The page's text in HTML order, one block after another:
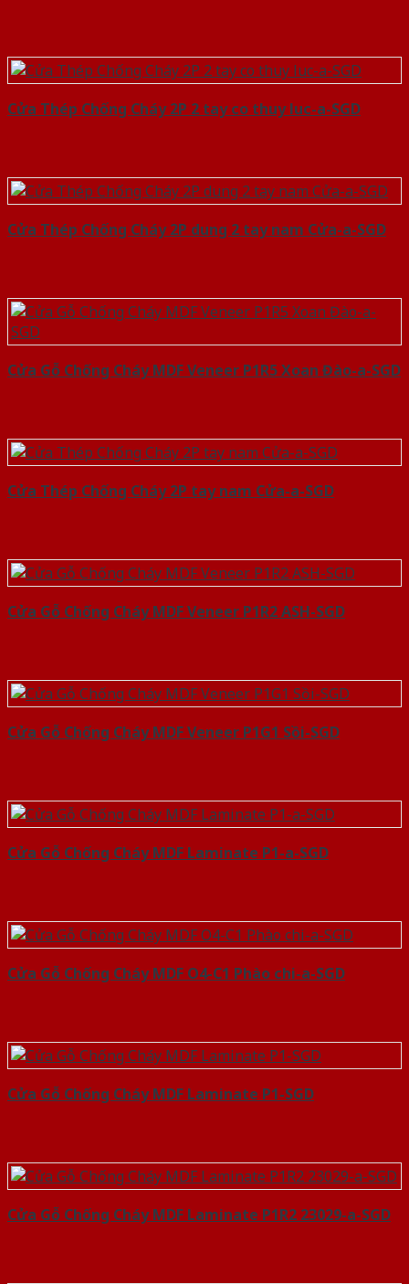
Cửa Thép Chống Cháy 2P 2 tay co thuy luc-a-SGD
Cửa Thép Chống Cháy 2P dung 2 tay nam Cửa-a-SGD
Cửa Gỗ Chống Cháy MDF Veneer P1R5 Xoan Đào-a-SGD
Cửa Thép Chống Cháy 2P tay nam Cửa-a-SGD
Cửa Gỗ Chống Cháy MDF Veneer P1R2 ASH-SGD
Cửa Gỗ Chống Cháy MDF Veneer P1G1 Sồi-SGD
Cửa Gỗ Chống Cháy MDF Laminate P1-a-SGD
Cửa Gỗ Chống Cháy MDF O4-C1 Phào chi-a-SGD
Cửa Gỗ Chống Cháy MDF Laminate P1-SGD
Cửa Gỗ Chống Cháy MDF Laminate P1R2 23029-a-SGD